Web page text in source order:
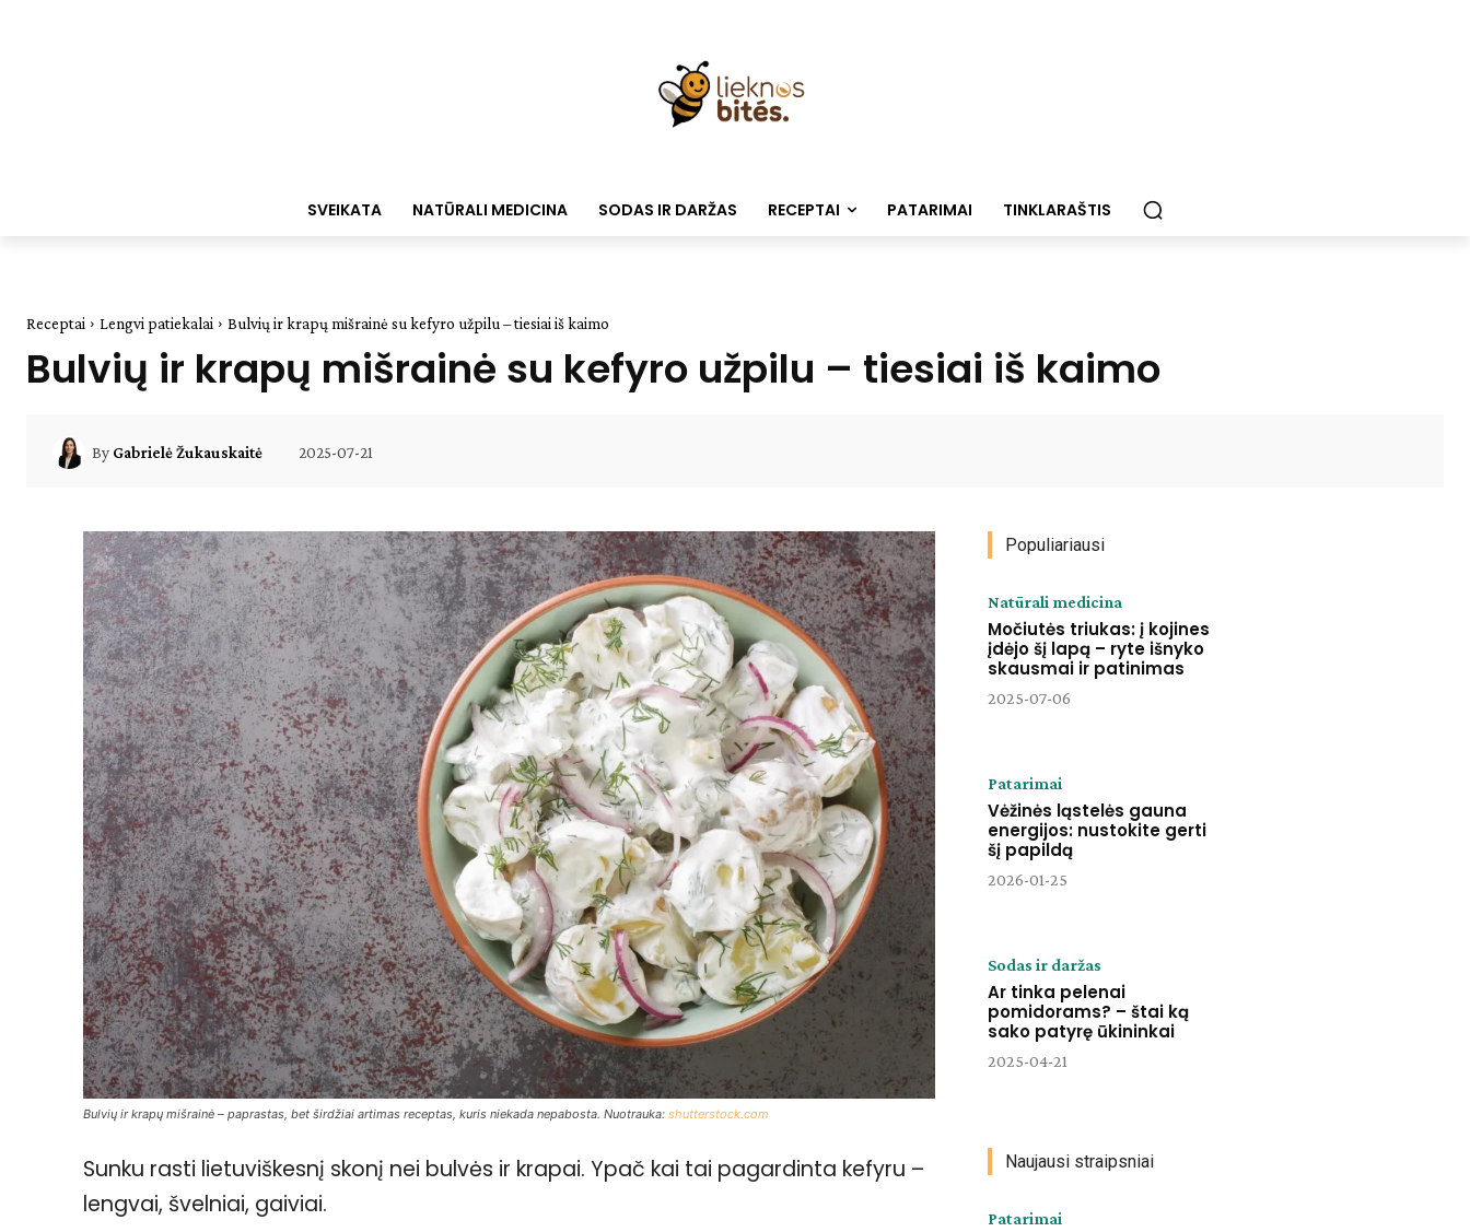
SVEIKATA NATŪRALI MEDICINA SODAS IR DARŽAS RECEPTAI PATARIMAI TINKLARAŠTIS
Receptai Lengvi patiekalai Bulvių ir krapų mišrainė su kefyro užpilu – tiesiai iš kaimo
Bulvių ir krapų mišrainė su kefyro užpilu – tiesiai iš kaimo
By Gabrielė Žukauskaitė 2025-07-21
Bulvių ir krapų mišrainė – paprastas, bet širdžiai artimas receptas, kuris niekada nepabosta. Nuotrauka: shutterstock.com
Sunku rasti lietuviškesnį skonį nei bulvės ir krapai. Ypač kai tai pagardinta kefyru –
lengvai, švelniai, gaiviai.
Populiariausi
Natūrali medicina
Močiutės triukas: į kojines
įdėjo šį lapą – ryte išnyko
skausmai ir patinimas
2025-07-06
Patarimai
Vėžinės ląstelės gauna
energijos: nustokite gerti
šį papildą
2026-01-25
Sodas ir daržas
Ar tinka pelenai
pomidorams? – štai ką
sako patyrę ūkininkai
2025-04-21
Naujausi straipsniai
Patarimai